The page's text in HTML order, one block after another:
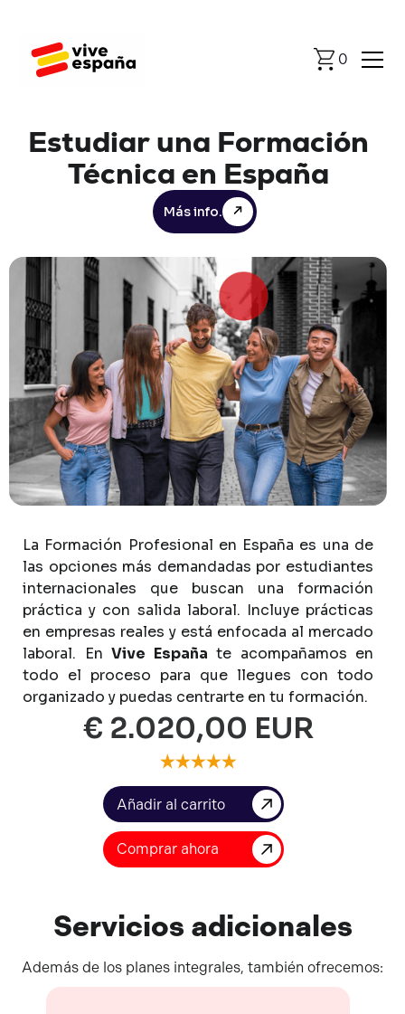
0
Estudiar una Formación
Técnica en España
Más info.
La Formación Profesional en España es una de
las opciones más demandadas por estudiantes
internacionales
que buscan una
formación
práctica y con salida laboral. Incluye prácticas
en empresas reales y está enfocada al mercado
laboral.
En Vive España te acompañamos en
todo el proceso para que llegues con todo
organizado y puedas centrarte en tu formación.
€ 2.020,00 EUR
Comprar ahora
Servicios adicionales
Además de los planes integrales, también ofrecemos: